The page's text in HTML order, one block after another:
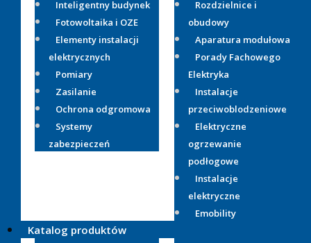
Inteligentny budynek
Fotowoltaika i OZE
Elementy instalacji
elektrycznych
Pomiary
Zasilanie
Ochrona odgromowa
Systemy
zabezpieczeń
Rozdzielnice i
obudowy
Aparatura modułowa
Porady Fachowego
Elektryka
Instalacje
przeciwoblodzeniowe
Elektryczne
ogrzewanie
podłogowe
Instalacje
elektryczne
Emobility
Katalog produktów